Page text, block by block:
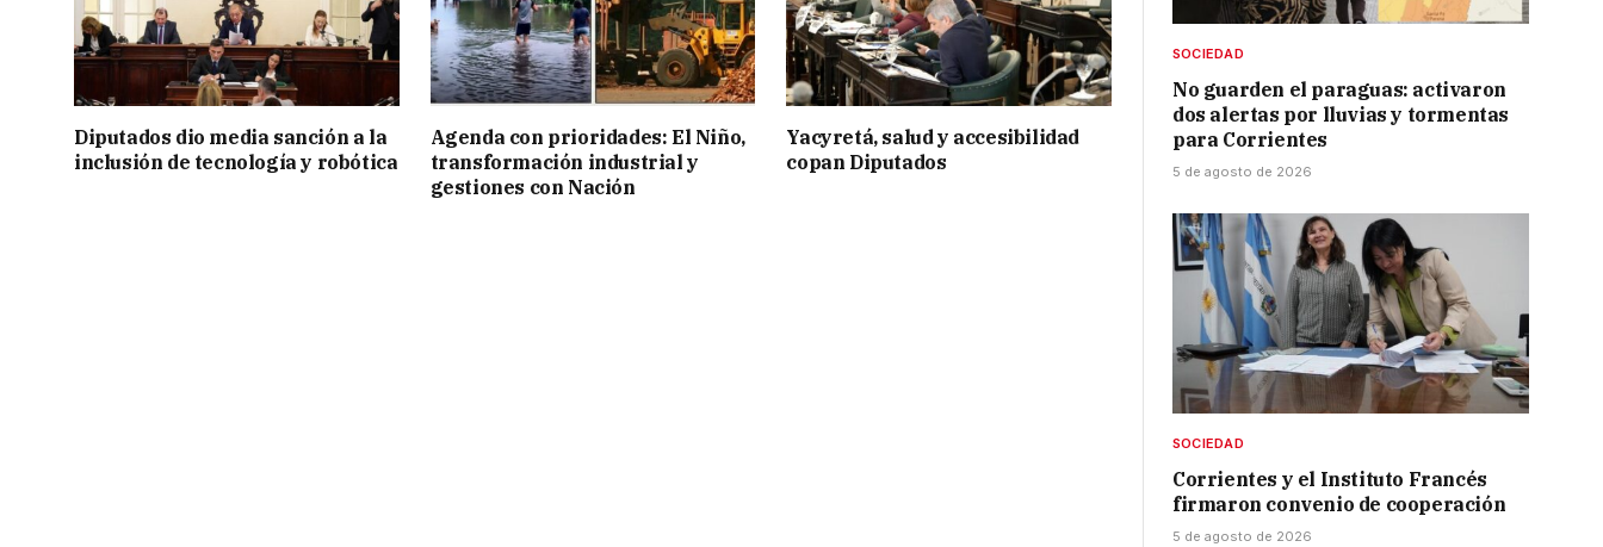
Diputados dio media sanción a la
inclusión de tecnología y robótica
Agenda con prioridades: El Niño,
transformación industrial y
gestiones con Nación
Yacyretá, salud y accesibilidad
copan Diputados
SOCIEDAD
No guarden el paraguas: activaron
dos alertas por lluvias y tormentas
para Corrientes
5 de agosto de 2026
SOCIEDAD
Corrientes y el Instituto Francés
firmaron convenio de cooperación
5 de agosto de 2026